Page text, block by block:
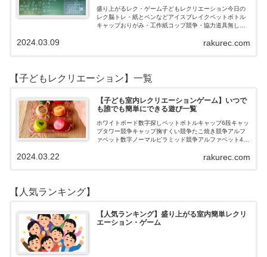
盛り上がるレク・ゲーム子どもレクリエーション今日の
レク脳トレ・紙とペンなどアイスブレイクペットボトル
キャップおりがみ・工作紙コップ競争・協力道具無し・
ロおはじき体操スライム脳トレ無料素材Yo…rakurec.com
2024.03.09
【子どもレクリエーション】一覧
【子ども室内レクリエーションゲーム】いつで
も誰でも簡単にできる遊び一覧
ホワイトボード数字探しペットボトルキャップ6段キャッ
プタワー競争キャップ掬すくい競争たこ焼き競争アルフ
ァベット数字ノーマルピラミッド競争アルファベット4段
rakurec.com
2024.03.22
【人気ランキング】
【人気ランキング】盛り上がる室内簡単レクリ
エーション・ゲーム